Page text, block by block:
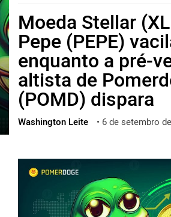
中文
русский
한국어
العربية
ไทย
ქართული
vietnamese
Moeda Stellar
Pepe (PEPE)
enquanto a pré-
altista de
(POMD) dispara
Washington Leite • 6 de setembro